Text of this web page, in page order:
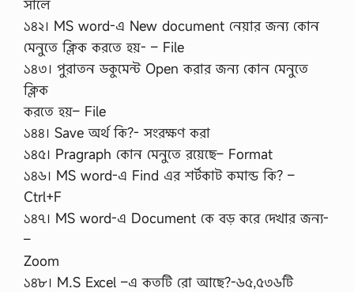
সালে
১৪২। MS word-এ New document নেয়ার জন্য কোন
মেনুতে ক্লিক করতে হয়- – File
১৪৩। পুরাতন ডকুমেন্ট Open করার জন্য কোন মেনুতে
ক্লিক
করতে হয়– File
১৪৪। Save অর্থ কি?- সংরক্ষণ করা
১৪৫। Pragraph কোন মেনুতে রয়েছে– Format
১৪৬। MS word-এ Find এর শর্টকাট কমান্ড কি? –
Ctrl+F
১৪৭। MS word-এ Document কে বড় করে দেখার জন্য-
–
Zoom
১৪৮। M.S Excel –এ কতটি রো আছে?-৬৫,৫৩৬টি